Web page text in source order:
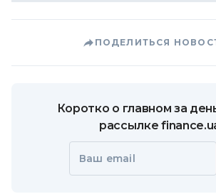
ПОДЕЛИТЬСЯ
Коротко о главном за
рассылке
Ваш email